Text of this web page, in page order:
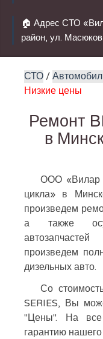
🏠 Адрес СТО
район, ул.
СТО /
Низкие цены
Ремонт
в
ООО «Вилар
цикла» в
произведем
а также
произведем
дизельных авто.
Со
SERIES, Вы
"Цены". На
гарантию